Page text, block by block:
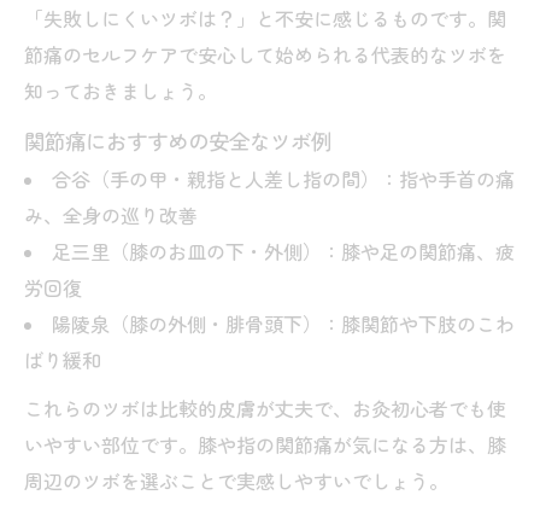
忙しい日でもお灸を取り入れる時間の作り
方
「失敗しにくいツボは？」と不安に感じるものです。関
節痛のセルフケアで安心して始められる代表的なツボを
知っておきましょう。
関節痛におすすめの安全なツボ例
合谷（手の甲・親指と人差し指の間）：指や手首の痛
み、全身の巡り改善
足三里（膝のお皿の下・外側）：膝や足の関節痛、疲
労回復
陽陵泉（膝の外側・腓骨頭下）：膝関節や下肢のこわ
ばり緩和
これらのツボは比較的皮膚が丈夫で、お灸初心者でも使
いやすい部位です。膝や指の関節痛が気になる方は、膝
周辺のツボを選ぶことで実感しやすいでしょう。